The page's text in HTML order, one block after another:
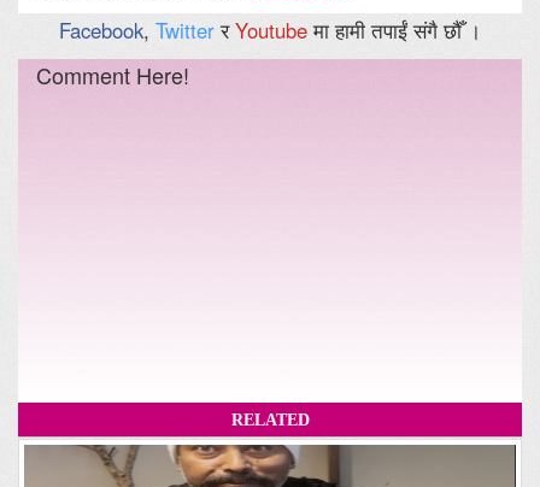
Facebook, TwitterरYoutubeमा हामी तपाईं संगै छौँ ।
Comment Here!
RELATED